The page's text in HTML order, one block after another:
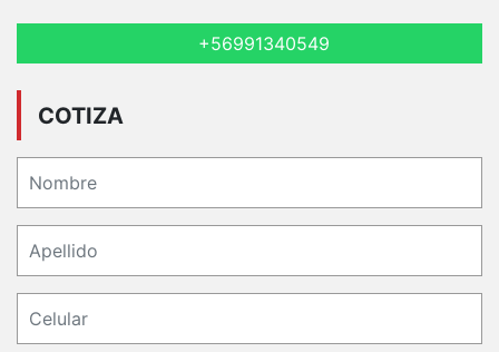
+56991340549
COTIZA